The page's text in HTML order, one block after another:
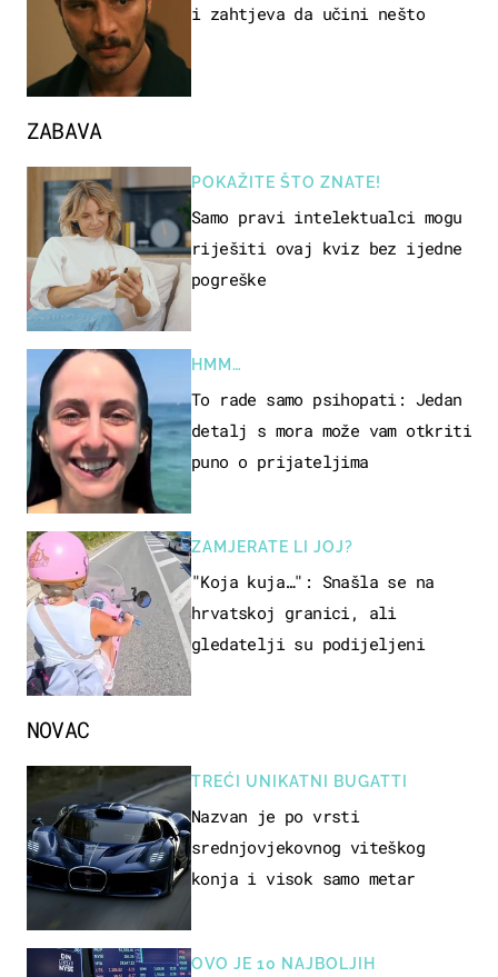
ZABAVA
POKAŽITE ŠTO ZNATE!
Samo pravi intelektualci mogu
riješiti ovaj kviz bez ijedne
pogreške
HMM…
To rade samo psihopati: Jedan
detalj s mora može vam otkriti
puno o prijateljima
ZAMJERATE LI JOJ?
"Koja kuja…": Snašla se na
hrvatskoj granici, ali
gledatelji su podijeljeni
i zahtjeva da učini nešto
NOVAC
TREĆI UNIKATNI BUGATTI
Nazvan je po vrsti
srednjovjekovnog viteškog
konja i visok samo metar
OVO JE 10 NAJBOLJIH